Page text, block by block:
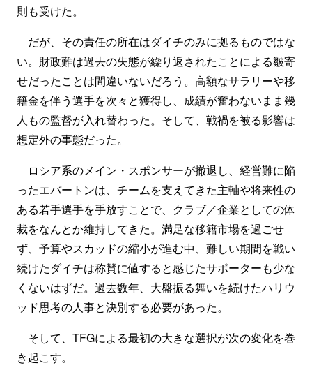
則も受けた。
だが、その責任の所在はダイチのみに拠るものではな
い。財政難は過去の失態が繰り返されたことによる皺寄
せだったことは間違いないだろう。高額なサラリーや移
籍金を伴う選手を次々と獲得し、成績が奮わないまま幾
人もの監督が入れ替わった。そして、戦禍を被る影響は
想定外の事態だった。
ロシア系のメイン・スポンサーが撤退し、経営難に陥
ったエバートンは、チームを支えてきた主軸や将来性の
ある若手選手を手放すことで、クラブ／企業としての体
裁をなんとか維持してきた。満足な移籍市場を過ごせ
ず、予算やスカッドの縮小が進む中、難しい期間を戦い
続けたダイチは称賛に値すると感じたサポーターも少な
くないはずだ。過去数年、大盤振る舞いを続けたハリウ
ッド思考の人事と決別する必要があった。
そして、TFGによる最初の大きな選択が次の変化を巻
き起こす。